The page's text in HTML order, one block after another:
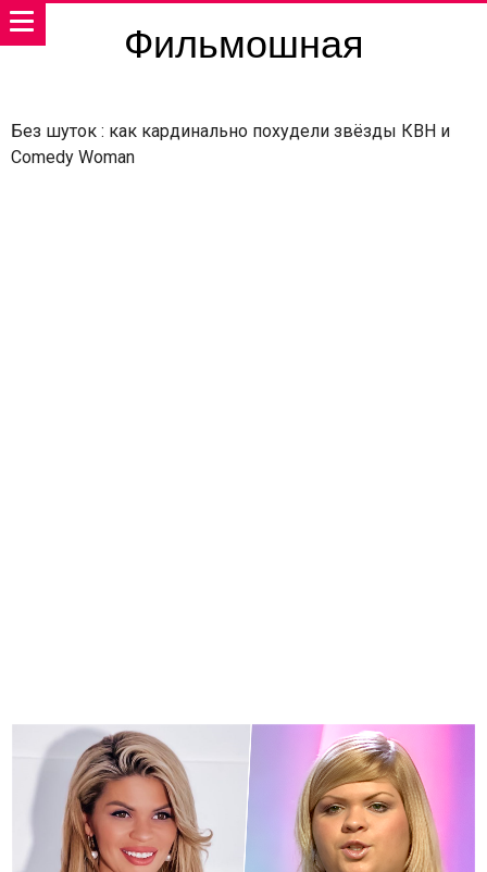
Фильмошная
Без шуток : как кардинально похудели звёзды КВН и
Comedy Woman